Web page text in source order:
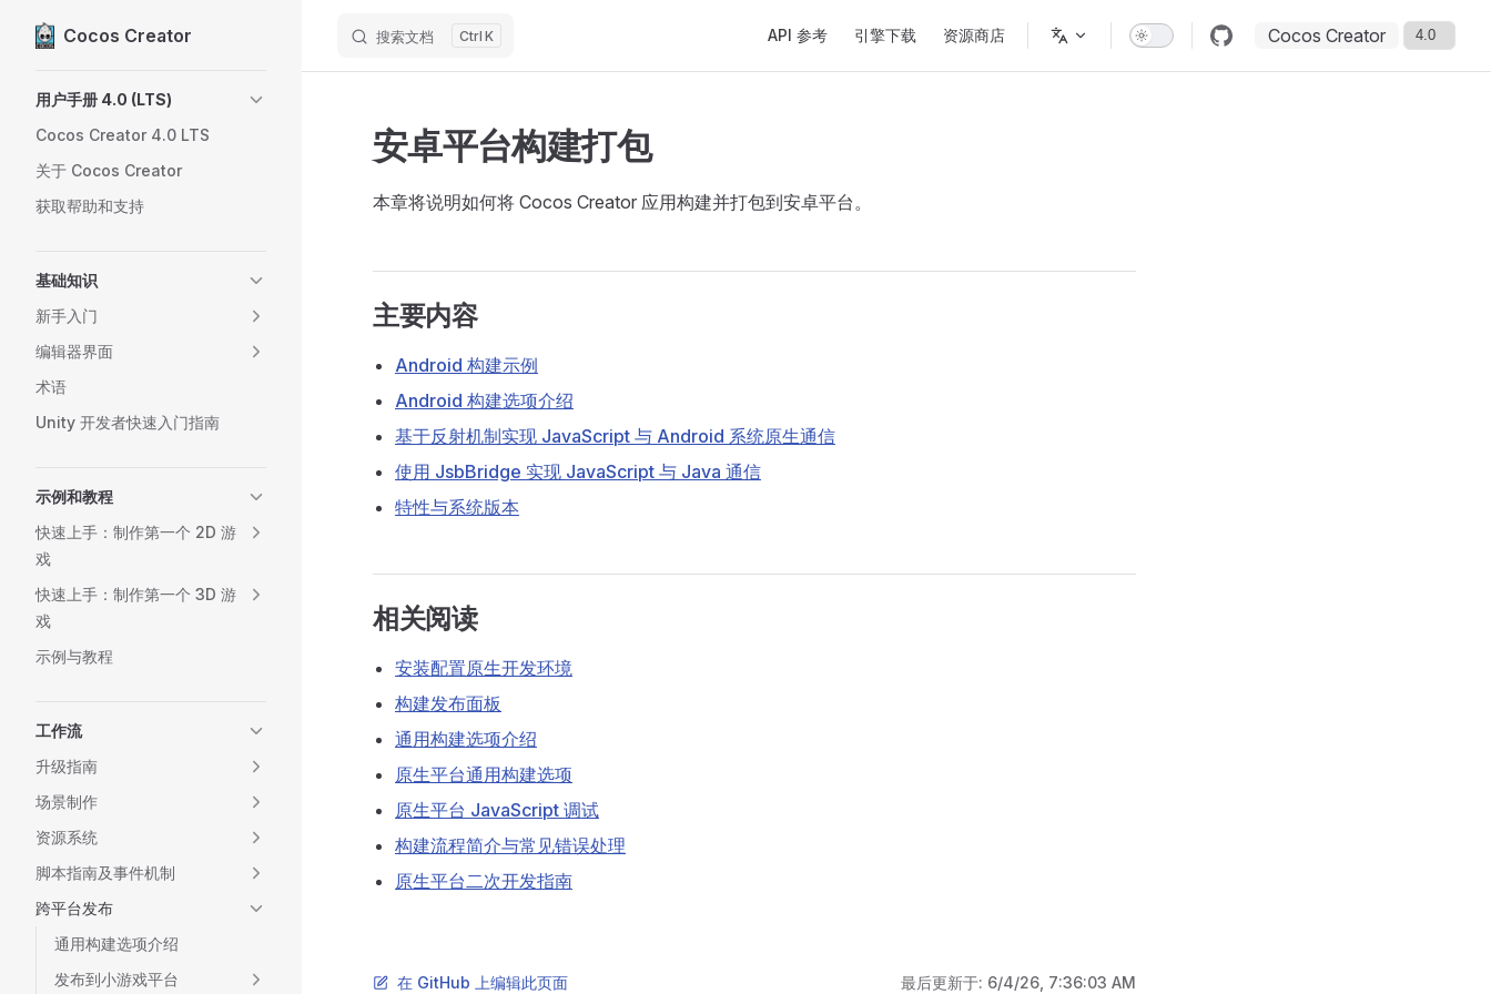
Skip to content
Cocos Creator 搜索文档 K API 参考 引擎下载 资源商店 Cocos Creator
用户手册 4.0 (LTS)
Cocos Creator 4.0 LTS
关于 Cocos Creator
获取帮助和支持
基础知识
新手入门
编辑器界面
术语
Unity 开发者快速入门指南
示例和教程
快速上手：制作第一个 2D 游
戏
快速上手：制作第一个 3D 游
戏
示例与教程
工作流
升级指南
场景制作
资源系统
脚本指南及事件机制
跨平台发布
通用构建选项介绍
发布到小游戏平台
安卓平台构建打包
本章将说明如何将 Cocos Creator 应用构建并打包到安卓平台。
主要内容
Android 构建示例
Android 构建选项介绍
基于反射机制实现 JavaScript 与 Android 系统原生通信
使用 JsbBridge 实现 JavaScript 与 Java 通信
特性与系统版本
相关阅读
安装配置原生开发环境
构建发布面板
通用构建选项介绍
原生平台通用构建选项
原生平台 JavaScript 调试
构建流程简介与常见错误处理
原生平台二次开发指南
在 GitHub 上编辑此页面 最后更新于: 6/4/26, 7:36:03 AM